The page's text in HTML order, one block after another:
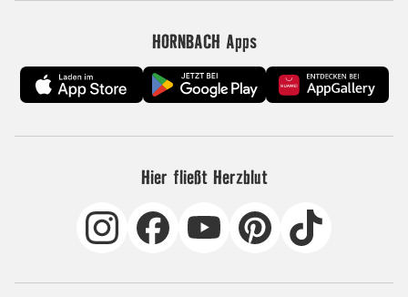
HORNBACH Apps
Hier fließt Herzblut